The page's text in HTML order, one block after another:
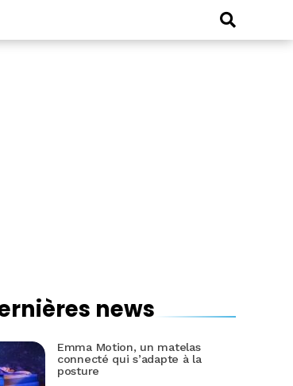
news
Emma Motion, un matelas
connecté qui s’adapte à la
posture